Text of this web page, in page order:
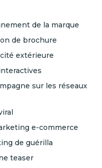
de la marque
de brochure
extérieure
sur les réseaux
e-commerce
de guérilla
teaser